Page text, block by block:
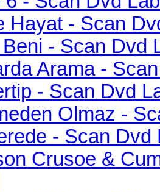
Hayat - Scan
Beni - Scan Dvd
Arama -
- Scan Dvd
Olmaz -
- Scan Dvd
Crusoe &